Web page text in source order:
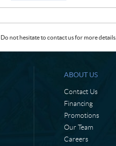
::
not hesitate to contact us for more details.
ABOUT US
Contact Us
Financing
Promotions
Our Team
Careers